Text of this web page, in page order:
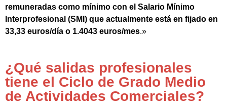
remuneradas como mínimo con el Salario Mínimo
Interprofesional (SMI) que actualmente está en fijado en
33,33 euros/día o 1.4043 euros/mes.»
¿Qué salidas profesionales
tiene el Ciclo de Grado Medio
de Actividades Comerciales?